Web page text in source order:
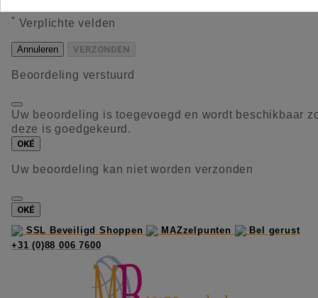
* Verplichte velden
Annuleren VERZONDEN
Beoordeling verstuurd
Uw beoordeling is toegevoegd en wordt beschikbaar
deze is goedgekeurd.
OKÉ
Uw beoordeling kan niet worden verzonden
OKÉ
SSL Beveiligd Shoppen
MAZzelpunten
Bel gerust
+31 (0)88 006 7600